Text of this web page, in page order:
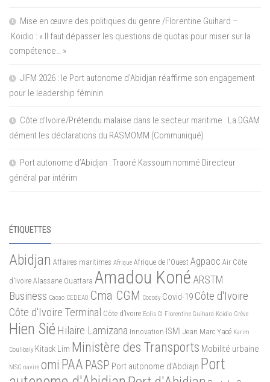
Mise en œuvre des politiques du genre /Florentine Guihard –
Koidio : « Il faut dépasser les questions de quotas pour miser sur la
compétence… »
JIFM 2026 : le Port autonome d’Abidjan réaffirme son engagement
pour le leadership féminin
Côte d’Ivoire/Prétendu malaise dans le secteur maritime : La DGAM
dément les déclarations du RASMOMM (Communiqué)
Port autonome d’Abidjan : Traoré Kassoum nommé Directeur
général par intérim
ÉTIQUETTES
Abidjan Affaires maritimes Afrique Afrique de l'Ouest Agpaoc Air Côte
d'Ivoire Alassane Ouattara Amadou Koné ARSTM
Business Cacao CEDEAO Cma CGM Cocody Covid-19 Côte d'Ivoire
Côte d'Ivoire Terminal Côte d’Ivoire Eolis CI Florentine Guihard-Koidio Grève
Hien Sié Hilaire Lamizana Innovation ISMI Jean Marc Yacé Karim
Coulibaly Kitack Lim Ministère des Transports Mobilité urbaine
MSC navire omi PAA PASP Port autonome d'Abdiajn Port